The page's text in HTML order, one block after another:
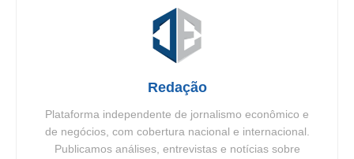
Redação
Plataforma independente de jornalismo econômico e
de negócios, com cobertura nacional e internacional.
Publicamos análises, entrevistas e notícias sobre